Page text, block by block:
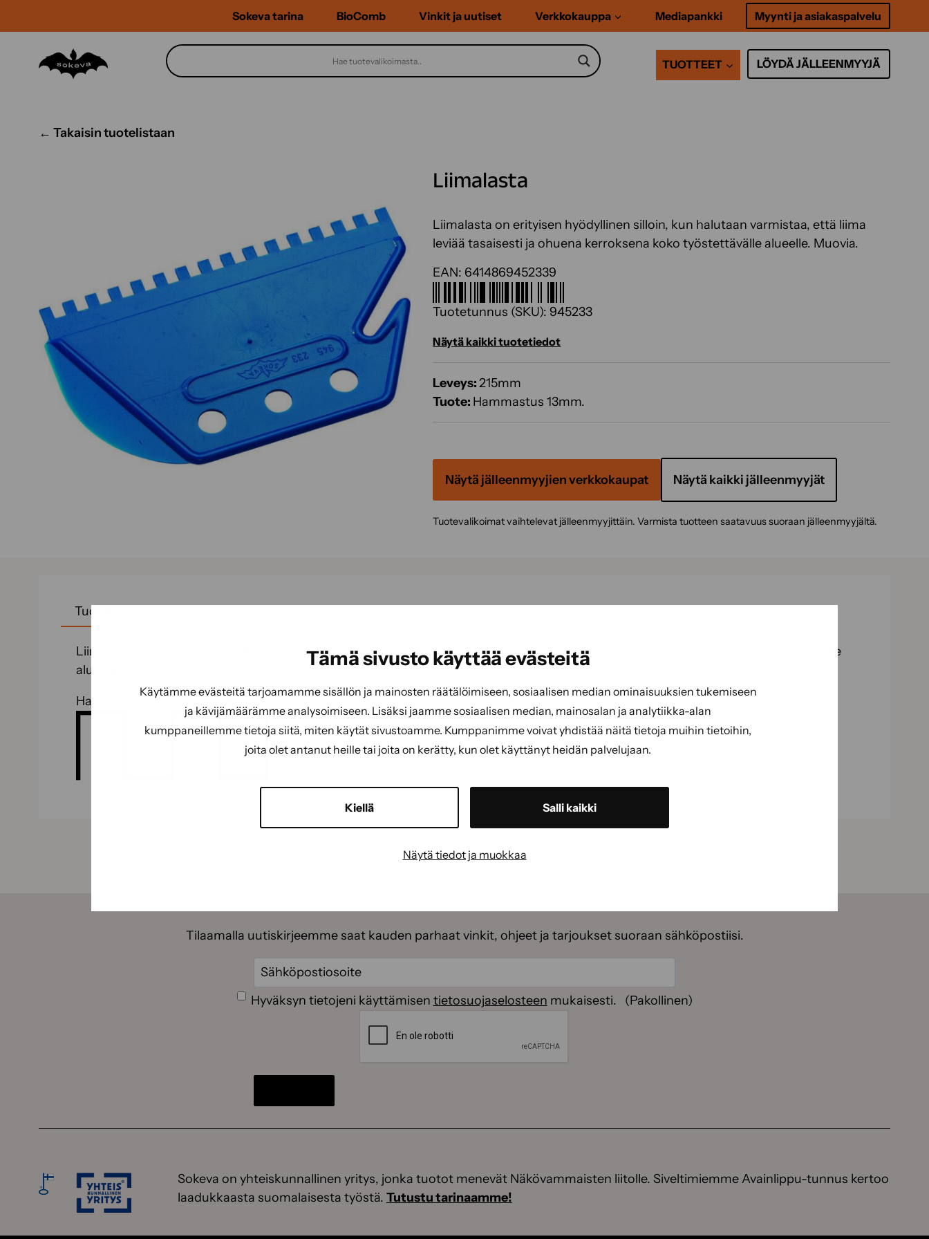
Tämä sivusto käyttää evästeitä
Käytämme evästeitä tarjoamamme sisällön ja mainosten räätälöimiseen, sosiaalisen median ominaisuuksien tukemiseen
ja kävijämäärämme analysoimiseen. Lisäksi jaamme sosiaalisen median, mainosalan ja analytiikka-alan
kumppaneillemme tietoja siitä, miten käytät sivustoamme. Kumppanimme voivat yhdistää näitä tietoja muihin tietoihin,
joita olet antanut heille tai joita on kerätty, kun olet käyttänyt heidän palvelujaan.
Kiellä Salli kaikki
Näytä tiedot ja muokkaa
Sokeva tarina BioComb Vinkit ja uutiset Verkkokauppa Mediapankki Myynti ja asiakaspalvelu
TUOTTEET LÖYDÄ JÄLLEENMYYJÄ
← Takaisin tuotelistaan
Liimalasta
Liimalasta on erityisen hyödyllinen silloin, kun halutaan varmistaa, että liima
leviää tasaisesti ja ohuena kerroksena koko työstettävälle alueelle. Muovia.
EAN: 6414869452339
Tuotetunnus (SKU): 945233
Näytä kaikki tuotetiedot
Leveys:215mm
Tuote: Hammastus 13mm.
Näytä jälleenmyyjien verkkokaupat Näytä kaikki jälleenmyyjät
Tuotevalikoimat vaihtelevat jälleenmyyjittäin. Varmista tuotteen saatavuus suoraan jälleenmyyjältä.
Tuotekuvaus
Liimalasta on erityisen hyödyllinen silloin, kun halutaan varmistaa, että liima leviää tasaisesti ja ohuena kerroksena koko työstettävälle
alueelle. Muovia.
Hammastuksen profiilimalli:
Tilaamalla uutiskirjeemme saat kauden parhaat vinkit, ohjeet ja tarjoukset suoraan sähköpostiisi.
Sähköposti
(Pakollinen)
Suostumus
(Pakollinen)
Hyväksyn tietojeni käyttämisen tietosuojaselosteen mukaisesti.
(Pakollinen)
Sokeva on yhteiskunnallinen yritys, jonka tuotot menevät Näkövammaisten liitolle. Siveltimiemme Avainlippu-tunnus kertoo
laadukkaasta suomalaisesta työstä. Tutustu tarinaamme!